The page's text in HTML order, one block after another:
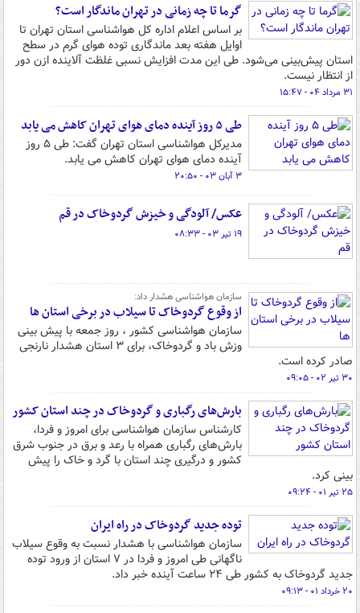
گرما تا چه زمانی در تهران ماندگار است؟
بر اساس اعلام اداره کل هواشناسی استان تهران تا
اوایل هفته بعد ماندگاری توده هوای گرم در سطح
استان پیش‌بینی می‌شود. طی این مدت افزایش نسبی غلظت آلاینده ازن دور
از انتظار نیست.
۳۱ مرداد ۰۴ - ۱۵:۴۷
طی ۵ روز آینده دمای هوای تهران کاهش می یابد
مدیرکل هواشناسی استان تهران گفت: طی ۵ روز
آینده دمای هوای تهران کاهش می یابد.
۳ آبان ۰۳ - ۲۰:۵۰
عکس/ آلودگی و خیزش گردوخاک در قم
۱۹ تیر ۰۳ - ۰۸:۳۳
سازمان هواشناسی هشدار داد:
از وقوع گردوخاک تا سیلاب در برخی استان ها
سازمان هواشناسی کشور ، روز جمعه با پیش بینی
وزش باد و گردوخاک، برای ۳ استان هشدار نارنجی
صادر کرده است.
۳۰ تیر ۰۲ - ۰۹:۰۵
بارش‌های رگباری و گردوخاک در چند استان کشور
کارشناس سازمان هواشناسی برای امروز و فردا،
بارش‌های رگباری همراه با رعد و برق در جنوب شرق
کشور و درگیری چند استان با گرد و خاک را پیش
بینی کرد.
۲۵ تیر ۰۱ - ۰۹:۲۴
توده جدید گردوخاک در راه ایران
سازمان هواشناسی با هشدار نسبت به وقوع سیلاب
ناگهانی طی امروز و فردا در ۷ استان از ورود توده
جدید گردوخاک به کشور طی ۲۴ ساعت آینده خبر داد.
۲۰ خرداد ۰۱ - ۰۹:۱۳